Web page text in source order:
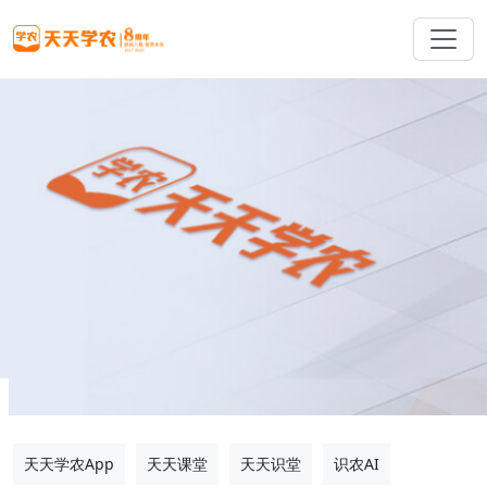
天天学农App 天天课堂 天天识堂 识农AI